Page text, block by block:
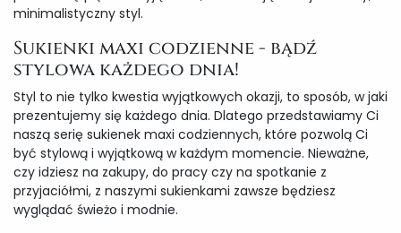
minimalistyczny styl.
Sukienki maxi codzienne - bądź
stylowa każdego dnia!
Styl to nie tylko kwestia wyjątkowych okazji, to sposób, w jaki
prezentujemy się każdego dnia. Dlatego przedstawiamy Ci
naszą serię sukienek maxi codziennych, które pozwolą Ci
być stylową i wyjątkową w każdym momencie. Nieważne,
czy idziesz na zakupy, do pracy czy na spotkanie z
przyjaciółmi, z naszymi sukienkami zawsze będziesz
wyglądać świeżo i modnie.